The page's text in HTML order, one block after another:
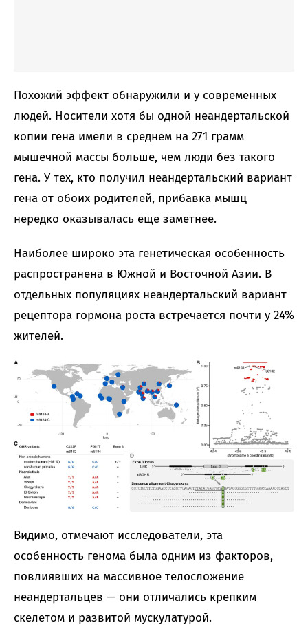
Похожий эффект обнаружили и у современных
людей. Носители хотя бы одной неандертальской
копии гена имели в среднем на 271 грамм
мышечной массы больше, чем люди без такого
гена. У тех, кто получил неандертальский вариант
гена от обоих родителей, прибавка мышц
нередко оказывалась еще заметнее.
Наиболее широко эта генетическая особенность
распространена в Южной и Восточной Азии. В
отдельных популяциях неандертальский вариант
рецептора гормона роста встречается почти у 24%
жителей.
Видимо, отмечают исследователи, эта
особенность генома была одним из факторов,
повлиявших на массивное телосложение
неандертальцев — они отличались крепким
скелетом и развитой мускулатурой.